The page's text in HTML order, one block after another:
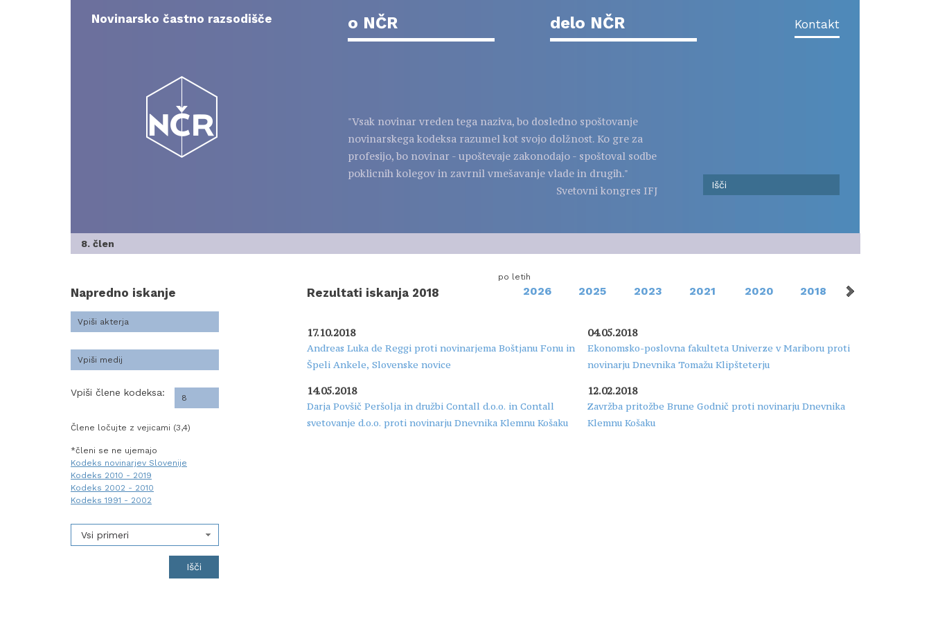
contentNovinarsko častno razsodišče o NČR delo NČR Kontakt
"Vsak novinar vreden tega naziva, bo dosledno spoštovanje
novinarskega kodeksa razumel kot svojo dolžnost. Ko gre za
profesijo, bo novinar - upoštevaje zakonodajo - spoštoval sodbe
poklicnih kolegov in zavrnil vmešavanje vlade in drugih."
Svetovni kongres IFJ
8. člen
Napredno iskanje
Vpiši člene kodeksa:
Člene ločujte z vejicami (3,4)
*členi se ne ujemajo
Kodeks novinarjev Slovenije
Kodeks 2010 - 2019
Kodeks 2002 - 2010
Kodeks 1991 - 2002
Vsi primeri
Rezultati iskanja 2018
po letih
2026 2025 2023 2021 2020 2018
17.10.2018
Andreas Luka de Reggi proti novinarjema Boštjanu Fonu in
Špeli Ankele, Slovenske novice
14.05.2018
Darja Povšič Peršolja in družbi Contall d.o.o. in Contall
svetovanje d.o.o. proti novinarju Dnevnika Klemnu Košaku
04.05.2018
Ekonomsko-poslovna fakulteta Univerze v Mariboru proti
novinarju Dnevnika Tomažu Klipšteterju
12.02.2018
Zavržba pritožbe Brune Godnič proti novinarju Dnevnika
Klemnu Košaku